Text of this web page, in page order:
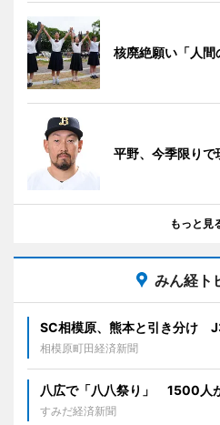
核廃絶願い「人
平野、今季限り
もっと見
みん経ト
SC相模原、熊本と引き分け
相模原町田経済新聞
八広で「八八祭り」 1500人
すみだ経済新聞